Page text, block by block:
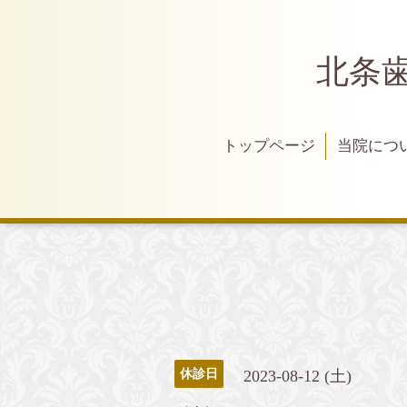
北条
トップページ 当院につ
休診日 2023-08-12 (土)